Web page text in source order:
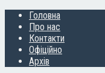
Головна
Про нас
Контакти
Офіційно
Архів